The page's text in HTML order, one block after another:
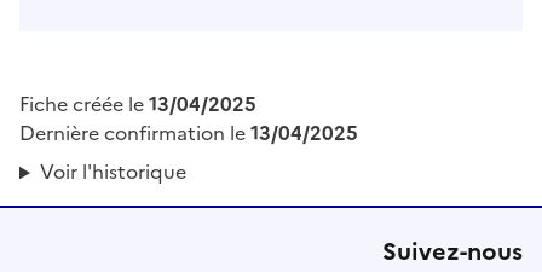
Fiche créée le13/04/2025
Dernière confirmation le13/04/2025
Voir l'historique
Suivez-nous